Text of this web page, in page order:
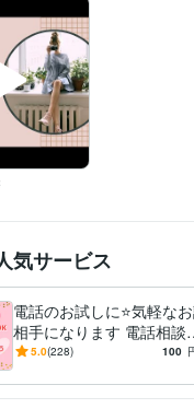
いて よろこばれるおもたせ
グ マスタークラス修了
取得年 : 1996年
ンセリング
事務代行 副業＝ココナラ！
気サービス
電話のお試しに⭐️気軽な
相手になります 電話相談
てどんな感じ？１分でも
5.0(228) 100